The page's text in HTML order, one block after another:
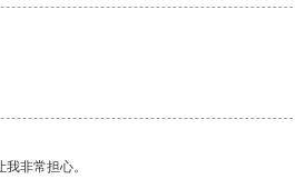
非常担心。